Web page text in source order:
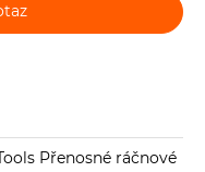
Přenosné ráčnové